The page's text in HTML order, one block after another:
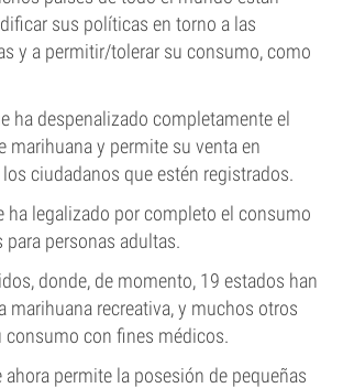
sus políticas en torno a las
y a permitir/tolerar su consumo, como
ha despenalizado completamente el
marihuana y permite su venta en
ciudadanos que estén registrados.
ha legalizado por completo el consumo
para personas adultas.
donde, de momento, 19 estados han
marihuana recreativa, y muchos otros
consumo con fines médicos.
ahora permite la posesión de pequeñas